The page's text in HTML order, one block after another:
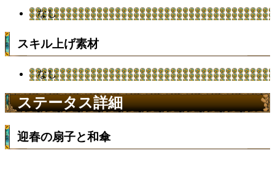
なし
スキル上げ素材
なし
ステータス詳細
迎春の扇子と和傘